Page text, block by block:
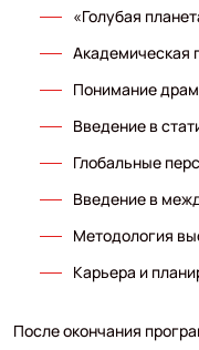
«Голубая
Академическая
Понимание
Введение в
Глобальные
Введение в
Методология
Карьера и
После окончания